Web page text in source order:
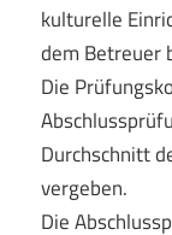
kulturelle
dem Betreuer
Die
Durchschnitt
vergeben.
Die